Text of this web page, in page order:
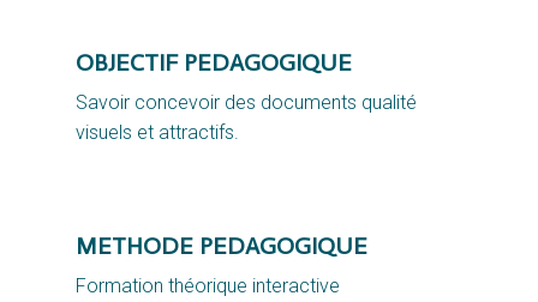
OBJECTIF PEDAGOGIQUE
Savoir concevoir des documents qualité
visuels et attractifs.
METHODE PEDAGOGIQUE
Formation théorique interactive